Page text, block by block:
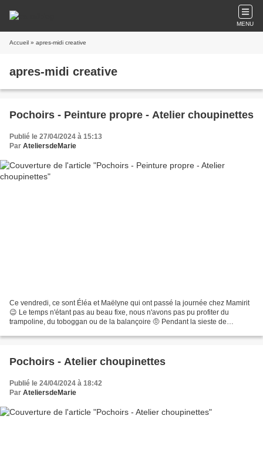
MENU
Accueil » apres-midi creative
apres-midi creative
Pochoirs - Peinture propre - Atelier choupinettes
Publié le 27/04/2024 à 15:13
Par AteliersdeMarie
Ce vendredi, ce sont Éléa et Maëlyne qui ont passé la journée chez Mamirit
😉 Le temps n'étant pas au beau fixe, nous n'avons pas pu profiter du
trampoline, du toboggan ou de la balançoire 🤨 Pendant la sieste de
Pochoirs - Atelier choupinettes
Publié le 24/04/2024 à 18:42
Par AteliersdeMarie